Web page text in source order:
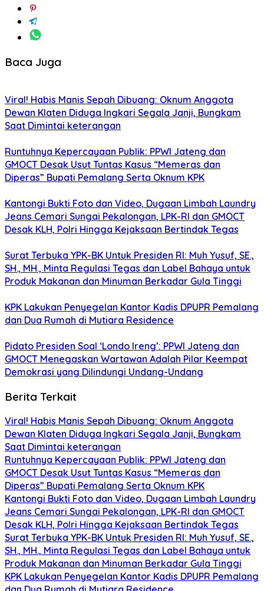
Baca Juga
Viral! Habis Manis Sepah Dibuang: Oknum Anggota
Dewan Klaten Diduga Ingkari Segala Janji, Bungkam
Saat Dimintai keterangan
Runtuhnya Kepercayaan Publik: PPWI Jateng dan
GMOCT Desak Usut Tuntas Kasus “Memeras dan
Diperas” Bupati Pemalang Serta Oknum KPK
Kantongi Bukti Foto dan Video, Dugaan Limbah Laundry
Jeans Cemari Sungai Pekalongan, LPK-RI dan GMOCT
Desak KLH, Polri Hingga Kejaksaan Bertindak Tegas
Surat Terbuka YPK-BK Untuk Presiden RI: Muh Yusuf, SE.,
SH., MH., Minta Regulasi Tegas dan Label Bahaya untuk
Produk Makanan dan Minuman Berkadar Gula Tinggi
KPK Lakukan Penyegelan Kantor Kadis DPUPR Pemalang
dan Dua Rumah di Mutiara Residence
Pidato Presiden Soal ‘Londo Ireng’: PPWI Jateng dan
GMOCT Menegaskan Wartawan Adalah Pilar Keempat
Demokrasi yang Dilindungi Undang-Undang
Berita Terkait
Viral! Habis Manis Sepah Dibuang: Oknum Anggota
Dewan Klaten Diduga Ingkari Segala Janji, Bungkam
Saat Dimintai keterangan
Runtuhnya Kepercayaan Publik: PPWI Jateng dan
GMOCT Desak Usut Tuntas Kasus “Memeras dan
Diperas” Bupati Pemalang Serta Oknum KPK
Kantongi Bukti Foto dan Video, Dugaan Limbah Laundry
Jeans Cemari Sungai Pekalongan, LPK-RI dan GMOCT
Desak KLH, Polri Hingga Kejaksaan Bertindak Tegas
Surat Terbuka YPK-BK Untuk Presiden RI: Muh Yusuf, SE.,
SH., MH., Minta Regulasi Tegas dan Label Bahaya untuk
Produk Makanan dan Minuman Berkadar Gula Tinggi
KPK Lakukan Penyegelan Kantor Kadis DPUPR Pemalang